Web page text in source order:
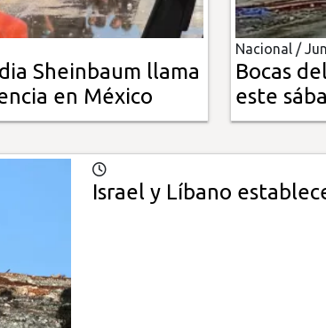
Sheinbaum llama
en México
Nacional /
Bocas
este
Israel y Líbano